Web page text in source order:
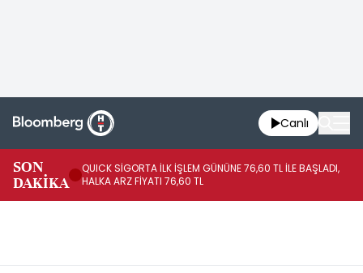
Canlı
SON
DAKİKA
QUICK SİGORTA İLK İŞLEM GÜNÜNE 76,60 TL İLE BAŞLADI,
HALKA ARZ FİYATI 76,60 TL